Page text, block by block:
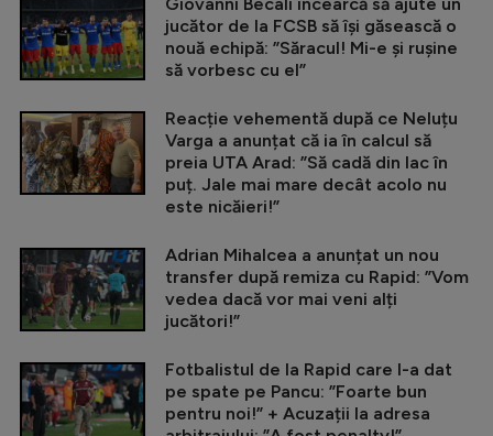
jucător de la FCSB să își găsească o
nouă echipă: ”Săracul! Mi-e și rușine
să vorbesc cu el”
Reacție vehementă după ce Neluțu
Varga a anunțat că ia în calcul să
preia UTA Arad: ”Să cadă din lac în
puț. Jale mai mare decât acolo nu
este nicăieri!”
Adrian Mihalcea a anunțat un nou
transfer după remiza cu Rapid: ”Vom
vedea dacă vor mai veni alți
jucători!”
Fotbalistul de la Rapid care l-a dat
pe spate pe Pancu: ”Foarte bun
pentru noi!” + Acuzații la adresa